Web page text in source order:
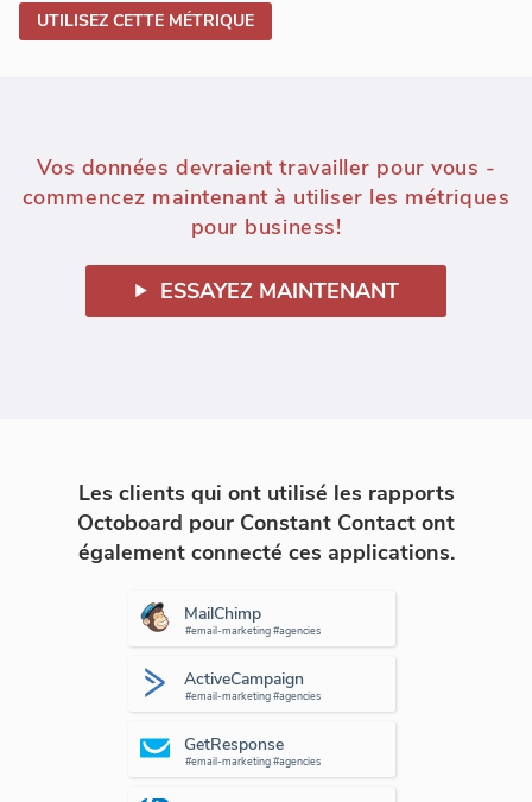
UTILISEZ CETTE MÉTRIQUE
Vos données devraient travailler pour vous -
commencez maintenant à utiliser les métriques
pour business!
ESSAYEZ MAINTENANT
Les clients qui ont utilisé les rapports
Octoboard pour Constant Contact ont
également connecté ces applications.
MailChimp
#email-marketing #agencies
ActiveCampaign
#email-marketing #agencies
GetResponse
#email-marketing #agencies